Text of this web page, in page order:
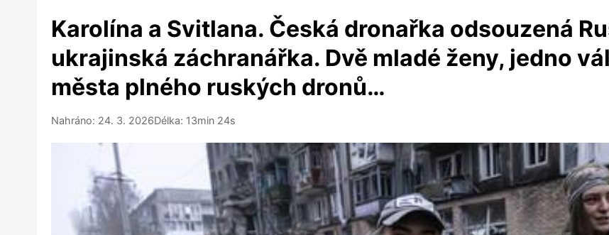
Karolína a Svitlana. Česká dronařka odsouzená
ukrajinská záchranářka. Dvě mladé ženy, jedno
města plného ruských dronů…
Nahráno: 24. 3. 2026Délka: 13min 24s